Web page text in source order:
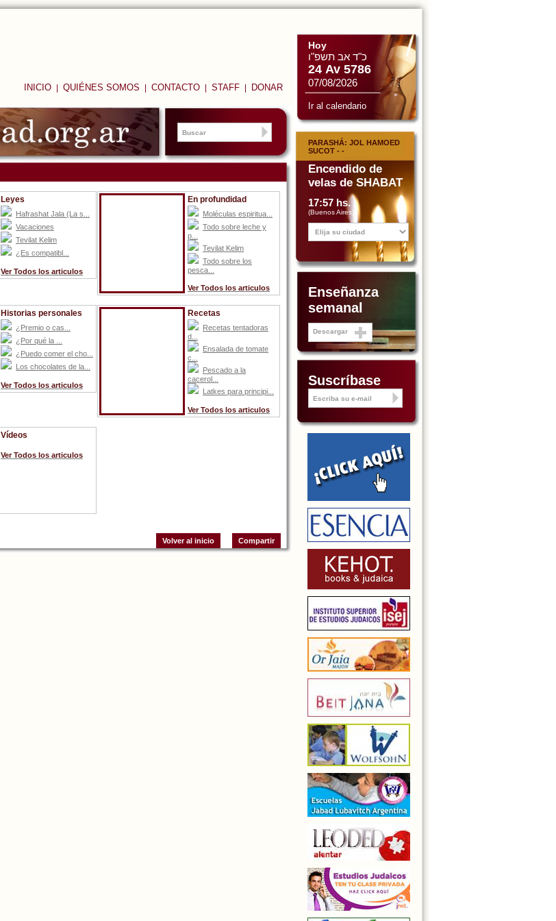
INICIO QUIÉNES SOMOS CONTACTO STAFF DONAR
Leyes
Hafrashat Jala (La s...
Vacaciones
Tevilat Kelim
¿Es compatibl...
Ver Todos los articulos
En profundidad
Moléculas espiritua...
Todo sobre leche y
p...
Tevilat Kelim
Todo sobre los
pesca...
Ver Todos los articulos
Historias personales
¿Premio o cas...
¿Por qué la ...
¿Puedo comer el cho...
Los chocolates de la...
Ver Todos los articulos
Recetas
Recetas tentadoras
d...
Ensalada de tomate
c...
Pescado a la
cacerol...
Latkes para principi...
Ver Todos los articulos
Vídeos
Ver Todos los articulos
Compartir
Volver al inicio
Hoy
כ"ד אב תשפ"ו
24 Av 5786
07/08/2026
Ir al calendario
PARASHÁ: JOL HAMOED
SUCOT - -
Encendido de
velas de SHABAT
17:57 hs.
(Buenos Aires)
Enseñanza
semanal
Descargar
Suscríbase